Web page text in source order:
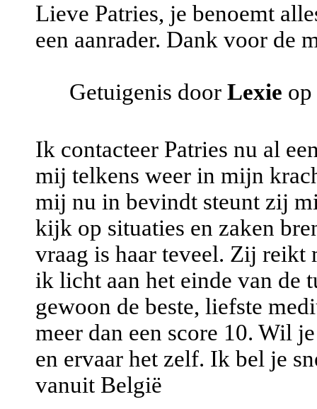
Lieve Patries, je benoemt
een aanrader. Dank voor de
Getuigenis door Lexie
Ik contacteer Patries nu al
mij telkens weer in mijn
mij nu in bevindt steunt zij
kijk op situaties en zaken
vraag is haar teveel. Zij reikt
ik licht aan het einde van
gewoon de beste, liefste
meer dan een score 10. Wil
en ervaar het zelf. Ik bel je
vanuit België